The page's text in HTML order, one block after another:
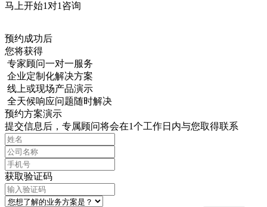
马上开始1对1咨询
预约成功后
您将获得
专家顾问一对一服务
企业定制化解决方案
线上或现场产品演示
全天候响应问题随时解决
预约方案演示
提交信息后，专属顾问将会在1个工作日内与您取得联系
获取验证码